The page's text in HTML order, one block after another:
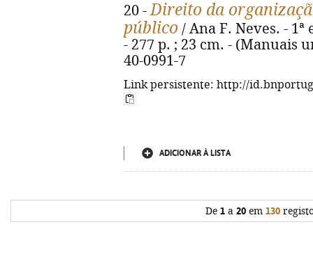
20 -Direito da
público / Ana F. Neves. -
- 277 p. ; 23 cm. - (Manuais
40-0991-7
Link persistente: http://
ADICIONAR À LISTA
De 1 a 20 em 130